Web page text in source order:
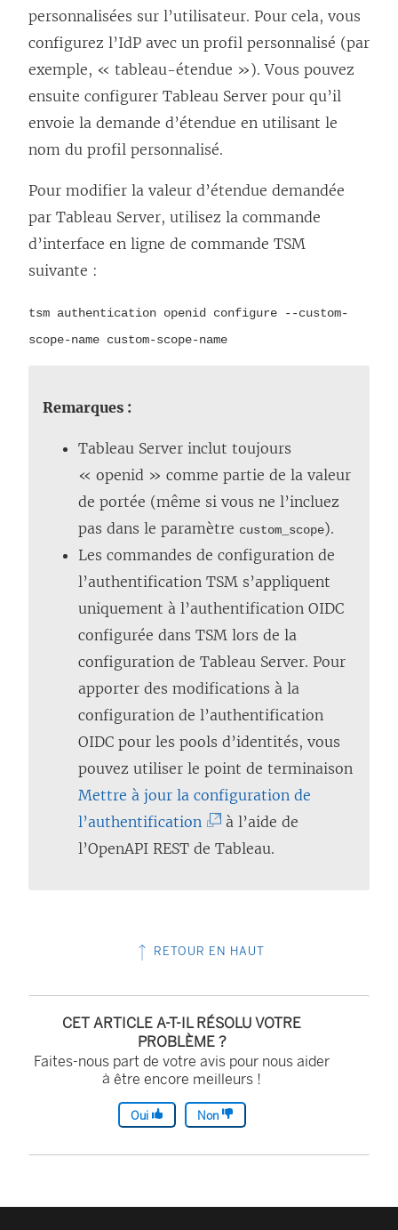
personnalisées sur l’utilisateur. Pour cela, vous
configurez l’IdP avec un profil personnalisé (par
exemple, « tableau-étendue »). Vous pouvez
ensuite configurer Tableau Server pour qu’il
envoie la demande d’étendue en utilisant le
nom du profil personnalisé.
Pour modifier la valeur d’étendue demandée
par Tableau Server, utilisez la commande
d’interface en ligne de commande TSM
suivante :
tsm authentication openid configure --custom-
scope-name custom-scope-name
Remarques :
Tableau Server inclut toujours
« openid » comme partie de la valeur
de portée (même si vous ne l’incluez
pas dans le paramètre custom_scope).
Les commandes de configuration de
l’authentification TSM s’appliquent
uniquement à l’authentification OIDC
configurée dans TSM lors de la
configuration de Tableau Server. Pour
apporter des modifications à la
configuration de l’authentification
OIDC pour les pools d’identités, vous
pouvez utiliser le point de terminaison
Mettre à jour la configuration de
l’authentification
L
e
’
o
u
v
à l’aide de
l’OpenAPI REST de Tableau.
RETOUR EN HAUT
CET ARTICLE A-T-IL RÉSOLU VOTRE
PROBLÈME ?
Faites-nous part de votre avis pour nous aider
à être encore meilleurs !
Oui Non